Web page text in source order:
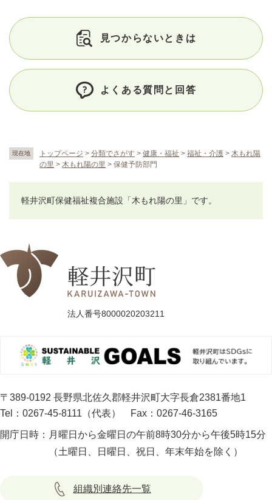
現在地 トップページ > 分類でさがす > 健康・福祉 > 福祉・介護 > 木もれ陽
の里 > 木もれ陽の里 > 保健予防部門
見つからないときは
よくある質問と回答
軽井沢町保健福祉複合施設「木もれ陽の里」です。
法人番号8000020203211
〒389-0192 長野県北佐久郡軽井沢町大字長倉2381番地1
Tel：0267-45-8111（代表）
Fax：0267-46-3165
開庁日時： 月曜日から金曜日の午前8時30分から午後5時15分
（土曜日、日曜日、祝日、年末年始を除く）
組織別連絡先一覧